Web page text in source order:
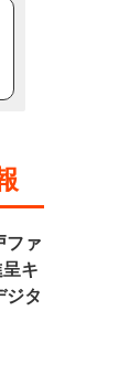
ファ
キ
ジタ